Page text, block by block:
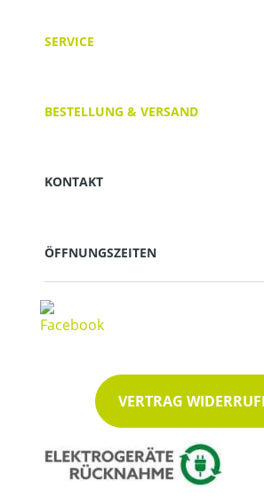
SERVICE
BESTELLUNG & VERSAND
KONTAKT
ÖFFNUNGSZEITEN
VERTRAG